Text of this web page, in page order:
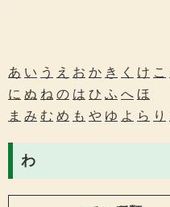
あ い う え お か き く け こ
に ぬ ね の は ひ ふ へ ほ
ま み む め も や ゆ よ ら り
わ